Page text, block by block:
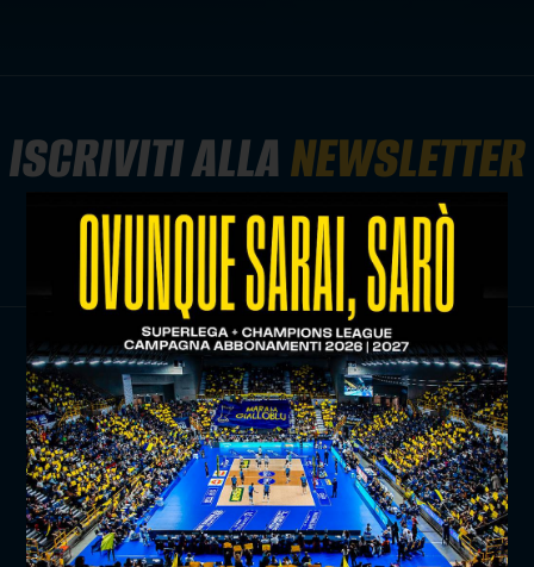
ISCRIVITI ALLANEWSLETTER
ISCRIVITI ORA